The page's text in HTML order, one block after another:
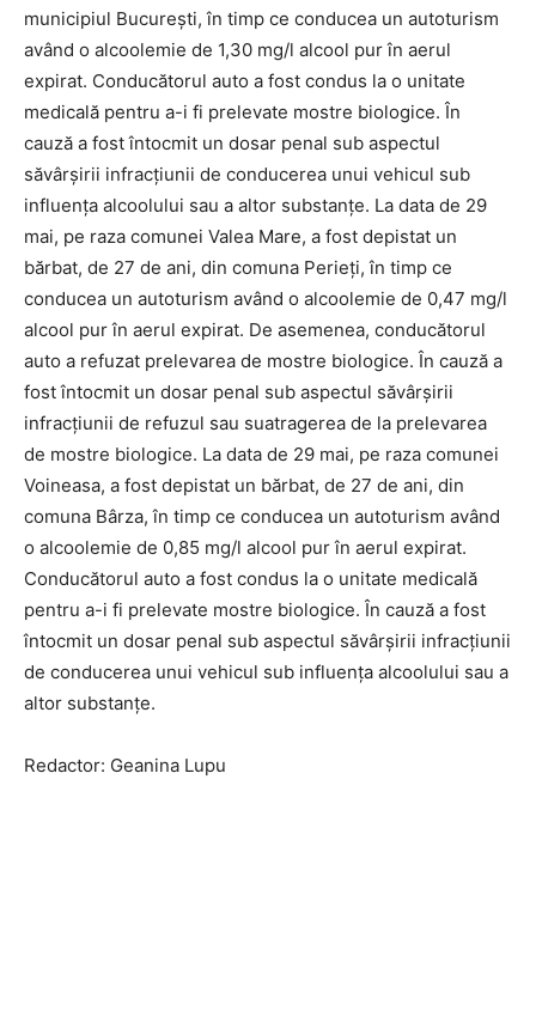
municipiul Bucureşti, în timp ce conducea un autoturism
având o alcoolemie de 1,30 mg/l alcool pur în aerul
expirat. Conducătorul auto a fost condus la o unitate
medicală pentru a-i fi prelevate mostre biologice. În
cauză a fost întocmit un dosar penal sub aspectul
săvârşirii infracţiunii de conducerea unui vehicul sub
influenţa alcoolului sau a altor substanţe. La data de 29
mai, pe raza comunei Valea Mare, a fost depistat un
bărbat, de 27 de ani, din comuna Perieţi, în timp ce
conducea un autoturism având o alcoolemie de 0,47 mg/l
alcool pur în aerul expirat. De asemenea, conducătorul
auto a refuzat prelevarea de mostre biologice. În cauză a
fost întocmit un dosar penal sub aspectul săvârşirii
infracţiunii de refuzul sau suatragerea de la prelevarea
de mostre biologice. La data de 29 mai, pe raza comunei
Voineasa, a fost depistat un bărbat, de 27 de ani, din
comuna Bârza, în timp ce conducea un autoturism având
o alcoolemie de 0,85 mg/l alcool pur în aerul expirat.
Conducătorul auto a fost condus la o unitate medicală
pentru a-i fi prelevate mostre biologice. În cauză a fost
întocmit un dosar penal sub aspectul săvârşirii infracţiunii
de conducerea unui vehicul sub influenţa alcoolului sau a
altor substanţe.
Redactor: Geanina Lupu